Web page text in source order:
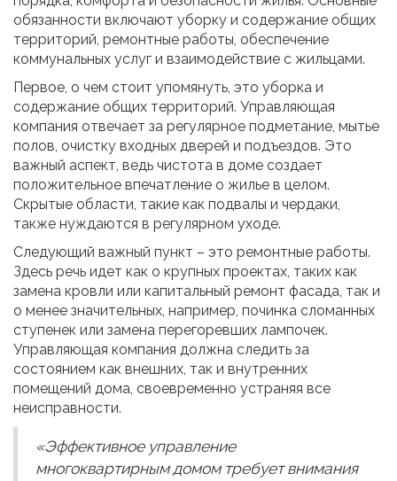
обязанности включают уборку и содержание общих
территорий, ремонтные работы, обеспечение
коммунальных услуг и взаимодействие с жильцами.
Первое, о чем стоит упомянуть, это уборка и
содержание общих территорий. Управляющая
компания отвечает за регулярное подметание, мытье
полов, очистку входных дверей и подъездов. Это
важный аспект, ведь чистота в доме создает
положительное впечатление о жилье в целом.
Скрытые области, такие как подвалы и чердаки,
также нуждаются в регулярном уходе.
Следующий важный пункт – это ремонтные работы.
Здесь речь идет как о крупных проектах, таких как
замена кровли или капитальный ремонт фасада, так и
о менее значительных, например, починка сломанных
ступенек или замена перегоревших лампочек.
Управляющая компания должна следить за
состоянием как внешних, так и внутренних
помещений дома, своевременно устраняя все
неисправности.
«Эффективное управление
многоквартирным домом требует внимания